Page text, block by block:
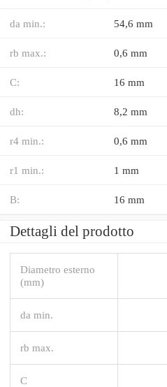
da min.: 54,6 mm
rb max.: 0,6 mm
C: 16 mm
dh: 8,2 mm
r4 min.: 0,6 mm
r1 min.: 1 mm
B: 16 mm
Dettagli del prodotto
Diametro esterno
(mm)
da min.
rb max.
C